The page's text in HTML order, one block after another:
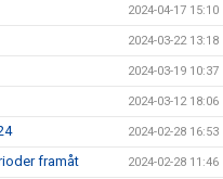
2024-04-17 15:10
2024-03-22 13:18
2024-03-19 10:37
2024-03-12 18:06
2024-02-28 16:53
framåt 2024-02-28 11:46